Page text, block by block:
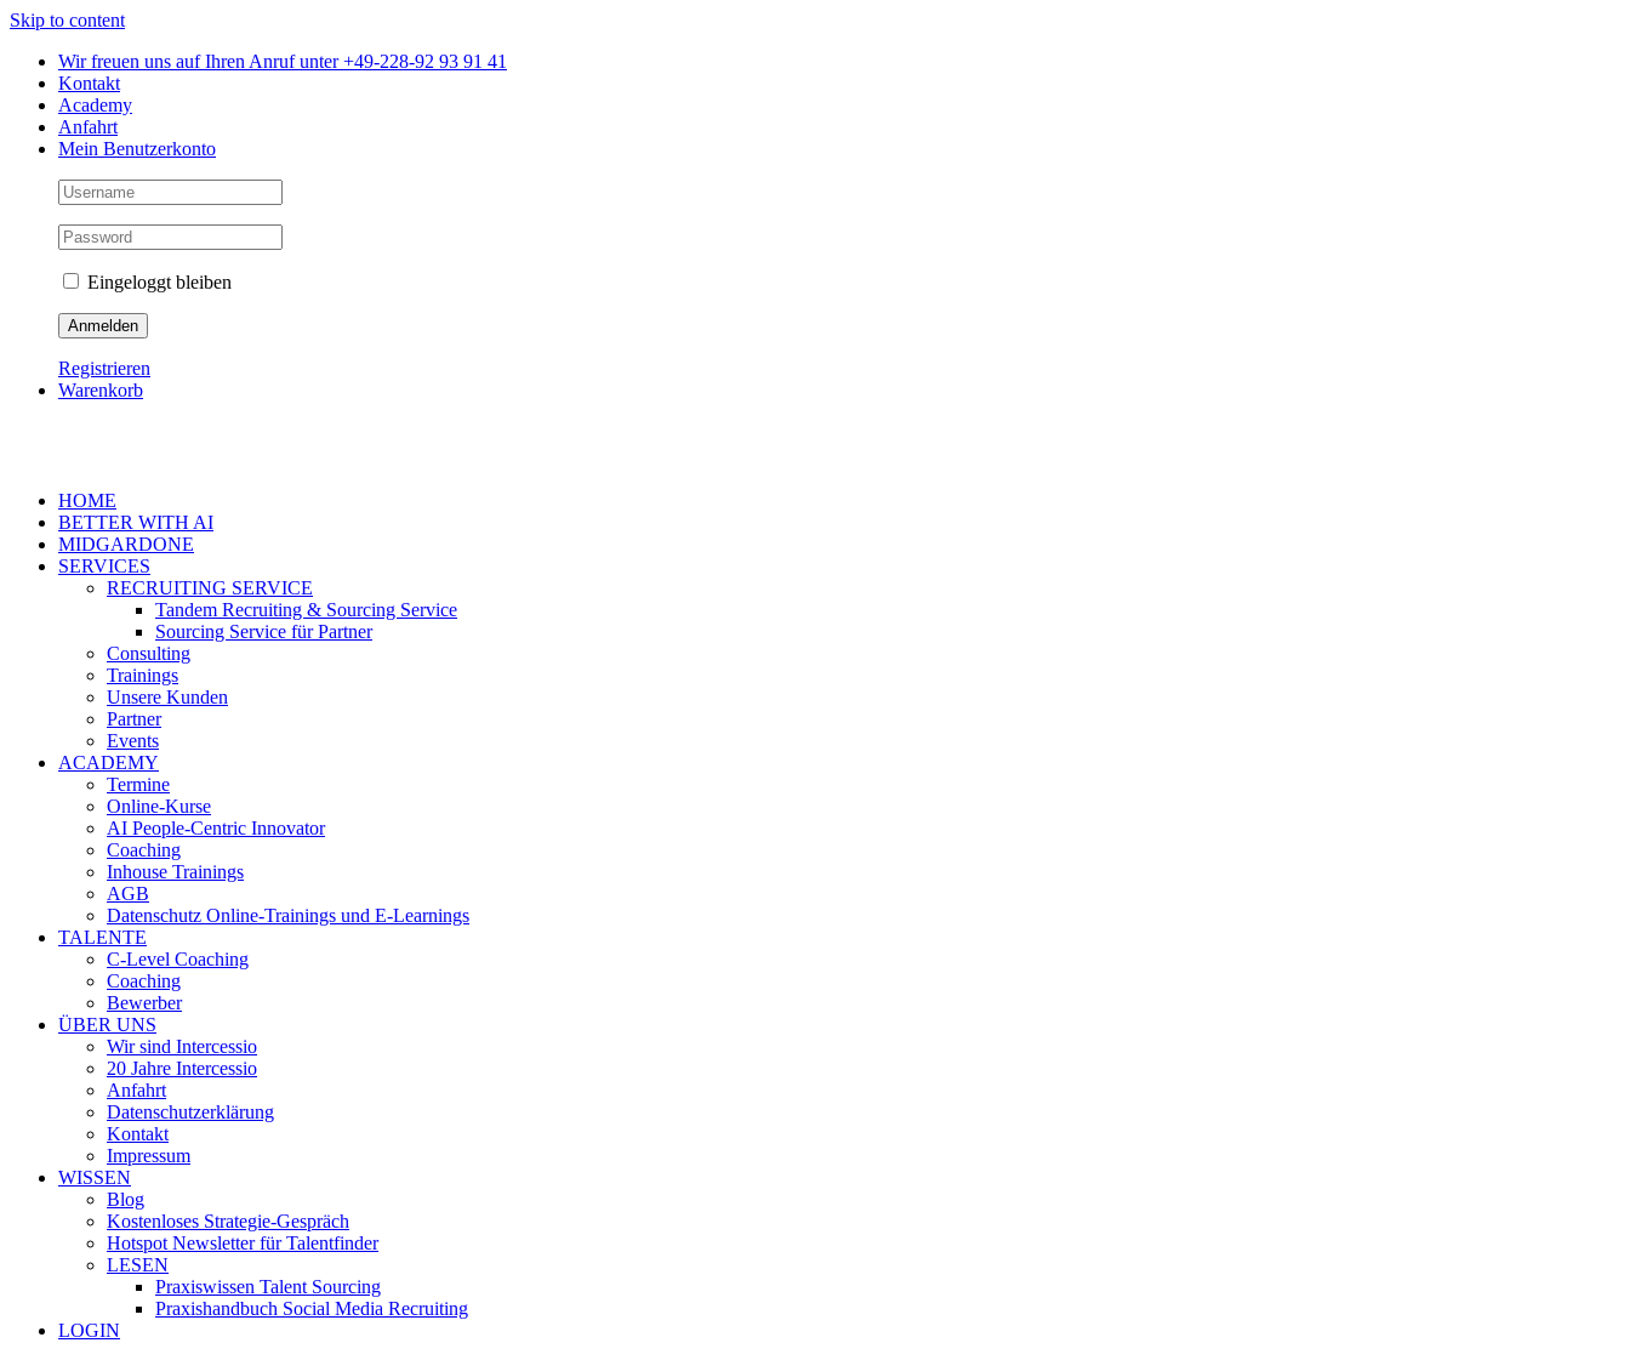
Skip to content
Wir freuen uns auf Ihren Anruf unter +49-228-92 93 91 41
Kontakt
Academy
Anfahrt
Mein Benutzerkonto
Eingeloggt bleiben
Registrieren
Warenkorb
HOME
BETTER WITH AI
MIDGARDONE
SERVICES
RECRUITING SERVICE
Tandem Recruiting & Sourcing Service
Sourcing Service für Partner
Consulting
Trainings
Unsere Kunden
Partner
Events
ACADEMY
Termine
Online-Kurse
AI People-Centric Innovator
Coaching
Inhouse Trainings
AGB
Datenschutz Online-Trainings und E-Learnings
TALENTE
C-Level Coaching
Coaching
Bewerber
ÜBER UNS
Wir sind Intercessio
20 Jahre Intercessio
Anfahrt
Datenschutzerklärung
Kontakt
Impressum
WISSEN
Blog
Kostenloses Strategie-Gespräch
Hotspot Newsletter für Talentfinder
LESEN
Praxiswissen Talent Sourcing
Praxishandbuch Social Media Recruiting
LOGIN